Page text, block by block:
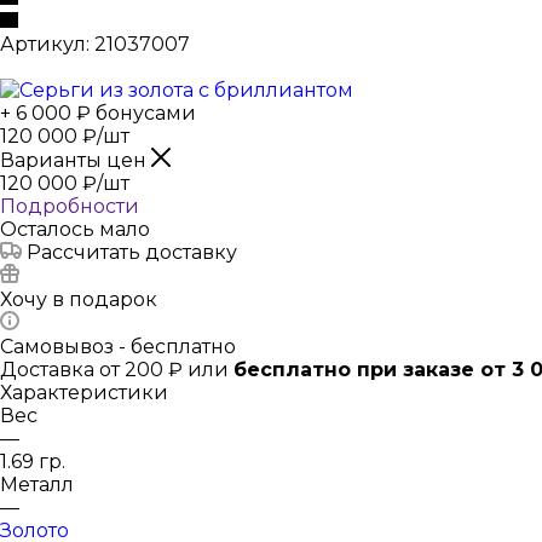
Артикул: 21037007
+ 6 000 ₽ бонусами
120 000 ₽/шт
Варианты цен
120 000 ₽/шт
Подробности
Осталось мало
Рассчитать доставку
Хочу в подарок
Самовывоз - бесплатно
Доставка от 200 ₽ или бесплатно при заказе от 3
Характеристики
Вес
—
1.69 гр.
Металл
—
Золото